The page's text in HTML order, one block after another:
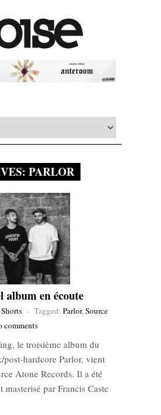
PARLOR
album en écoute
Shorts - Tagged: Parlor,Source
comments
le troisième album du
post-hardcore Parlor, vient
Atone Records. Il a été
masterisé par Francis Caste